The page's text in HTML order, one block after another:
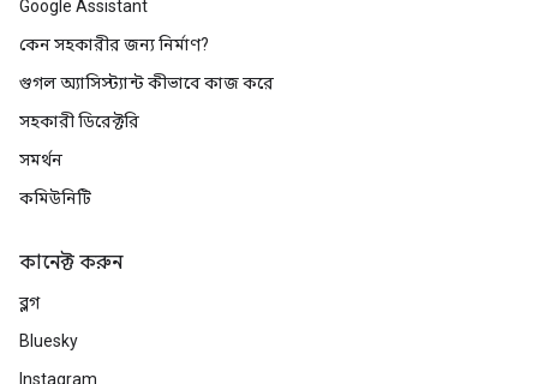
Google Assistant
কেন সহকারীর জন্য নির্মাণ?
গুগল অ্যাসিস্ট্যান্ট কীভাবে কাজ করে
সহকারী ডিরেক্টরি
সমর্থন
কমিউনিটি
কানেক্ট করুন
ব্লগ
Bluesky
Instagram